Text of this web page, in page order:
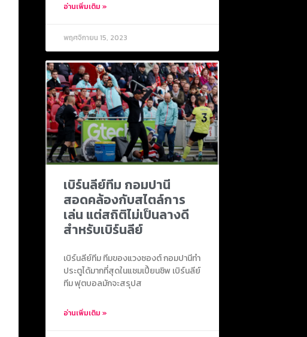
อ่านเพิ่มเติม »
พฤศจิกายน 15, 2023
เบิร์นลีย์ทีม กอมปานี
สอดคล้องกับสไตล์การ
เล่น แต่สถิติไม่เป็นลางดี
สำหรับเบิร์นลีย์
เบิร์นลีย์ทีม ทีมของแวงซองต์ กอมปานีทำ
ประตูได้มากที่สุดในแชมเปี้ยนชิพ เบิร์นลีย์
ทีม ฟุตบอลมักจะสรุปส
อ่านเพิ่มเติม »